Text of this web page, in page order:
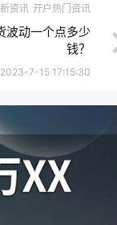
资讯 开户热门资讯
波动一个点多少
钱？
2023-7-15 17:15:30